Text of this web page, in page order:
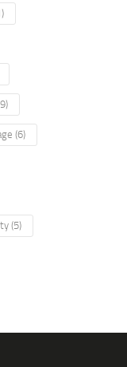
(6)
(5)